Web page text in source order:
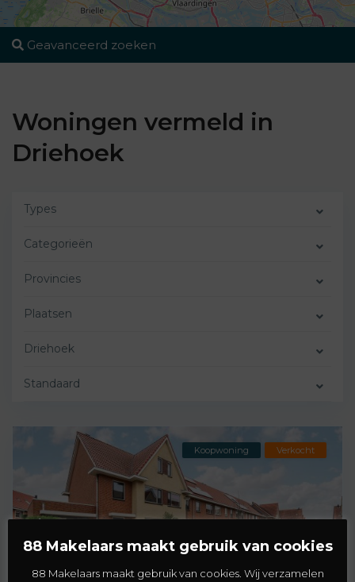
Geavanceerd zoeken
Woningen vermeld in
Driehoek
Types
Categorieën
Provincies
Plaatsen
Driehoek
Standaard
Koopwoning Verkocht
88 Makelaars maakt gebruik van cookies
88 Makelaars maakt gebruik van cookies. Wij verzamelen